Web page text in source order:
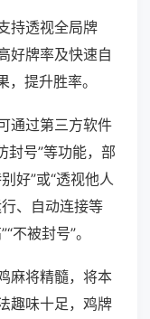
持透视全局牌
好牌率及快速自
提升胜率。
通过第三方软件
封号”等功能，部
好”或“透视他人
、自动连接等
不被封号”。
麻将精髓，将本
趣味十足，鸡牌